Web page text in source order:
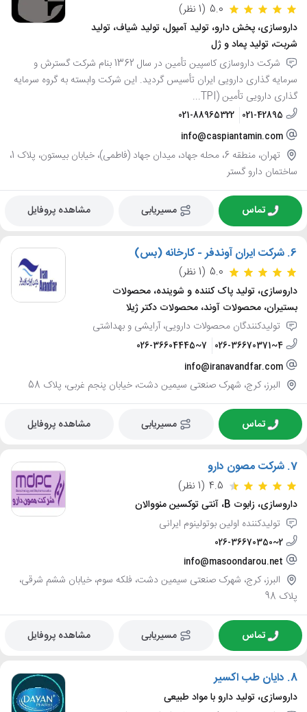
5.0 (1 نظر)
داروسازی، پخش دارو، تولید آمپول، تولید شیاف، تولید
شربت، تولید پماد و ژل
شرکت داروسازی کاسپین تأمین در سال 1362 بنام شرکت گسترش و
سرمایه گذاری دارویی ایران تأسیس گردید. این شرکت وابسته به گروه سرمایه
گذاری دارویی تأمین (TPI...
021-42895
021-88965322
info@caspiantamin.com
تهران، منطقه 6، محله جهاد، میدان جهاد (فاطمی)، خیابان بیستون، پلاک 1،
ساختمان دارو گستر
تماس مسیریابی مشاهده پروفایل
6. شرکت ایران آوندفر - کارخانه (بس)
5.0 (1 نظر)
داروسازی، تولید پاک کننده و شوینده، محصولات
بستیران، محصولات آوند، محصولات دکتر ژیلا
تولیدکنندگان محصولات دارویی، آرایشی و بهداشتی
026-36670371~4
026-36604445~7
info@iranavandfar.com
البرز، کرج، شهرک صنعتی سیمین دشت، خیابان پنجم غربی، پلاک 58
تماس مسیریابی مشاهده پروفایل
7. شرکت مصون دارو
4.5 (1 نظر)
داروسازی، زابوت B، آنتی توکسین منووالان
تولیدکننده اولین بوتولینوم ایرانی
026-36670350~2
info@masoondarou.net
البرز، کرج، شهرک صنعتی سیمین دشت، فلکه سوم، خیابان ششم شرقی،
پلاک 98
تماس مسیریابی مشاهده پروفایل
8. دایان طب اکسیر
داروسازی، تولید دارو با مواد طبیعی